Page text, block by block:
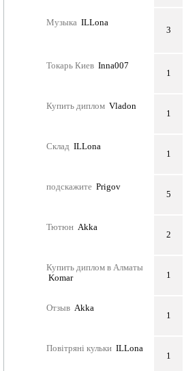
Музыка ILLona
3
Токарь Киев Inna007
1
Купить диплом Vladon
1
Склад ILLona
1
подскажите Prigov
5
Тютюн Akka
2
Купить диплом в Алматы
Komar
1
Отзыв Akka
1
Повітряні кульки ILLona
1